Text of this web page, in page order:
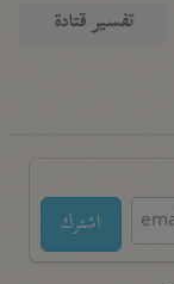
تفسير قتادة
اشترك